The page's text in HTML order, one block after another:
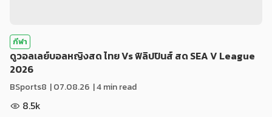
กีฬา
ดูวอลเลย์บอลหญิงสด ไทย Vs ฟิลิปปินส์ สด SEA V League
2026
BSports8 |07.08.26 | 4 min read
8.5k